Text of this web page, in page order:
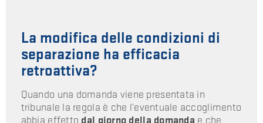
La modifica delle condizioni di
separazione ha efficacia
retroattiva?
Quando una domanda viene presentata in
tribunale la regola è che l’eventuale accoglimento
abbia effetto dal giorno della domanda e che